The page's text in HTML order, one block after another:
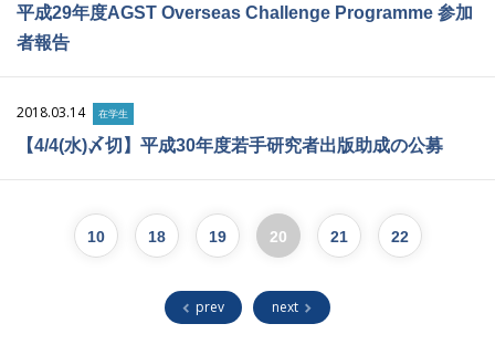
平成29年度AGST Overseas Challenge Programme 参加
者報告
2018.03.14 在学生
【4/4(水)〆切】平成30年度若手研究者出版助成の公募
prev
10 18 19 20 21 22
next